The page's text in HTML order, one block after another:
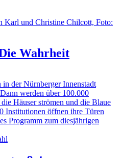
Wahrheit
der Nürnberger Innenstadt
werden über 100.000
Häuser strömen und die Blaue
Institutionen öffnen ihre Türen
Programm zum diesjährigen